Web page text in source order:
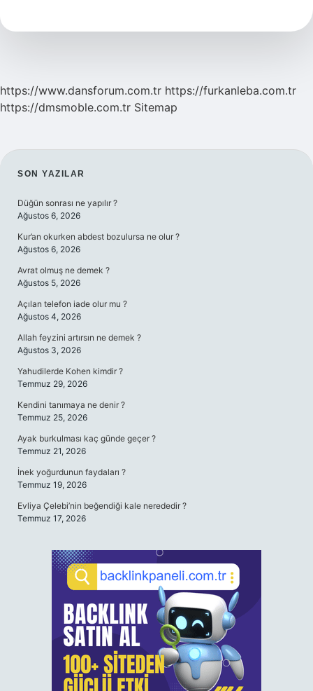
https://www.dansforum.com.tr https://furkanleba.com.tr
https://dmsmoble.com.tr Sitemap
SIDEBAR
SON YAZILAR
Düğün sonrası ne yapılır ?
Ağustos 6, 2026
Kur’an okurken abdest bozulursa ne olur ?
Ağustos 6, 2026
Avrat olmuş ne demek ?
Ağustos 5, 2026
Açılan telefon iade olur mu ?
Ağustos 4, 2026
Allah feyzini artırsın ne demek ?
Ağustos 3, 2026
Yahudilerde Kohen kimdir ?
Temmuz 29, 2026
Kendini tanımaya ne denir ?
Temmuz 25, 2026
Ayak burkulması kaç günde geçer ?
Temmuz 21, 2026
İnek yoğurdunun faydaları ?
Temmuz 19, 2026
Evliya Çelebi’nin beğendiği kale nerededir ?
Temmuz 17, 2026